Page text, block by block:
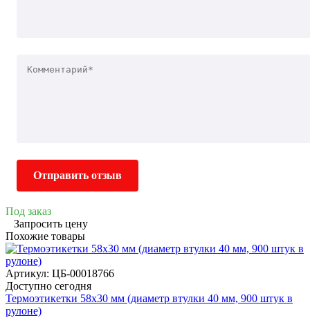
Отправить отзыв
Под заказ
Запросить цену
Похожие товары
Артикул: ЦБ-00018766
Доступно сегодня
Термоэтикетки 58х30 мм (диаметр втулки 40 мм, 900 штук в
рулоне)